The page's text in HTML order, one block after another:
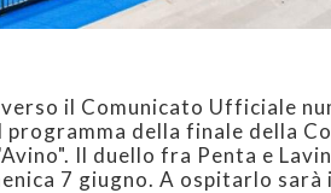
il Comunicato Ufficiale
programma della finale della
Il duello fra Penta e
7 giugno. A ospitarlo sarà